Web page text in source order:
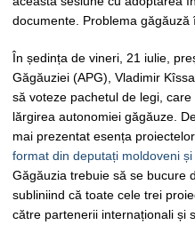
documente. Problema
În ședința de vineri, 21 iulie,
Găgăuziei (APG), Vladimir
să voteze pachetul de legi,
lărgirea autonomiei găgăuze.
mai prezentat esența
format din deputați moldoveni
Găgăuzia trebuie să se bucure
subliniind că toate cele trei
către partenerii internaționali și